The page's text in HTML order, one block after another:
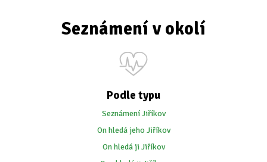
Seznámení v okolí
Podle typu
Seznámení Jiříkov
On hledá jeho Jiříkov
On hledá ji Jiříkov